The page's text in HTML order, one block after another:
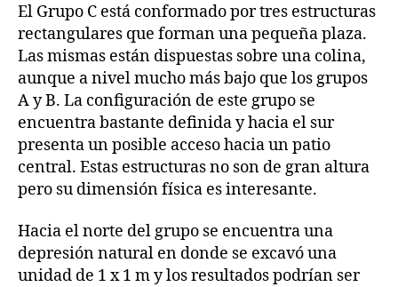
El Grupo C está conformado por tres estructuras
rectangulares que forman una pequeña plaza.
Las mismas están dispuestas sobre una colina,
aunque a nivel mucho más bajo que los grupos
A y B. La configuración de este grupo se
encuentra bastante definida y hacia el sur
presenta un posible acceso hacia un patio
central. Estas estructuras no son de gran altura
pero su dimensión física es interesante.
Hacia el norte del grupo se encuentra una
depresión natural en donde se excavó una
unidad de 1 x 1 m y los resultados podrían ser